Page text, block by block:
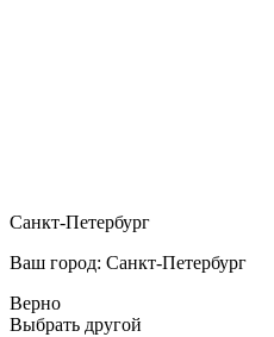
Санкт-Петербург
Ваш город: Санкт-Петербург
Верно
Выбрать другой